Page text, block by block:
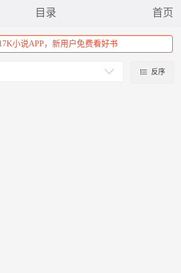
目录 首页
小说APP，新用户免费看好书
反序